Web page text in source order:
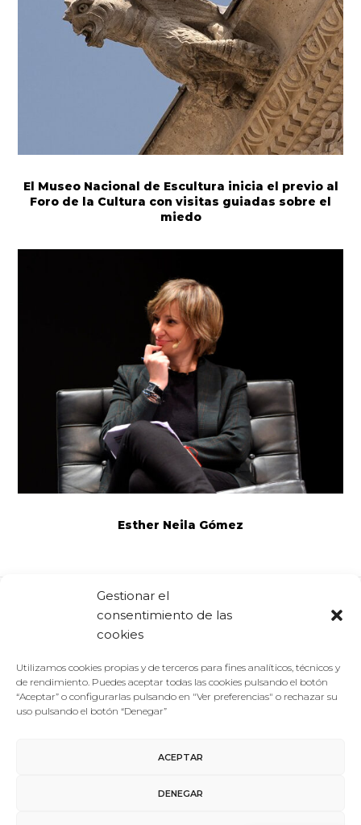
Gestionar el
consentimiento de las
cookies
Utilizamos cookies propias y de terceros para fines analíticos, técnicos y
de rendimiento. Puedes aceptar todas las cookies pulsando el botón
“Aceptar” o configurarlas pulsando en "Ver preferencias" o rechazar su
uso pulsando el botón “Denegar”
ACEPTAR
DENEGAR
El Museo Nacional de Escultura inicia el previo al
Foro de la Cultura con visitas guiadas sobre el
miedo
Esther Neila Gómez
Comparte: Facebook Twitter